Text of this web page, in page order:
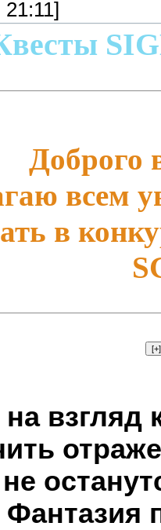
Доброго
всем
в
взгляд
Фантазия